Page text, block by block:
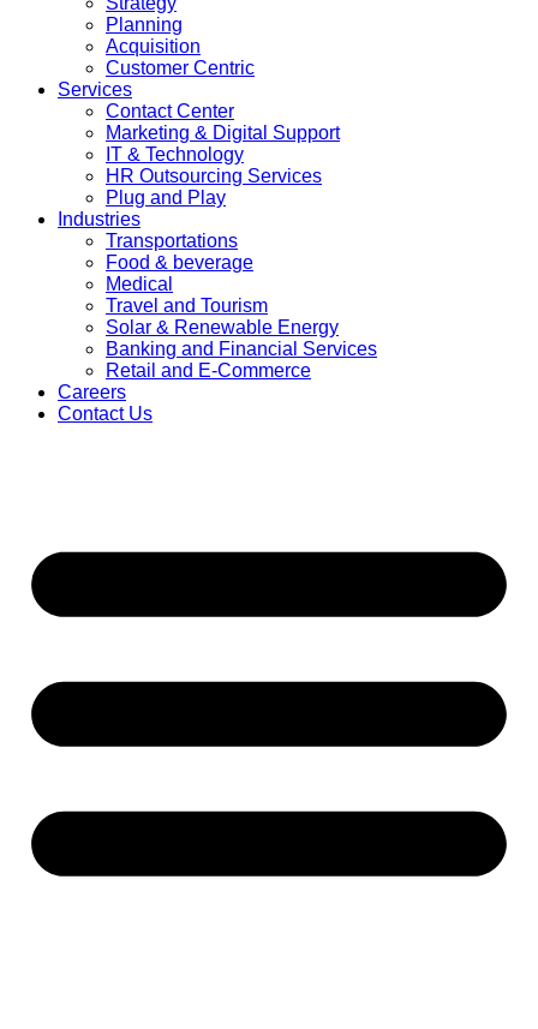
Planning
Acquisition
Customer Centric
Services
Contact Center
Marketing & Digital Support
IT & Technology
HR Outsourcing Services
Plug and Play
Industries
Transportations
Food & beverage
Medical
Travel and Tourism
Solar & Renewable Energy
Banking and Financial Services
Retail and E-Commerce
Careers
Contact Us